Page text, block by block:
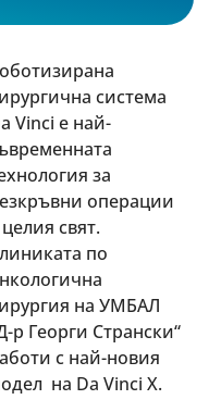
система
Vinci е най-
за
операции
свят.
по
на УМБАЛ
р Георги Странски“
с най-новия
на Da Vinci Х.